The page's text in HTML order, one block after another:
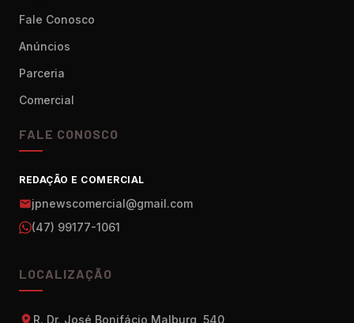
Fale Conosco
Anúncios
Parceria
Comercial
FALE CONOSCO
REDAÇÃO E COMERCIAL
jpnewscomercial@gmail.com
(47) 99177-1061
LOCALIZAÇÃO
R. Dr. José Bonifácio Malburg, 540